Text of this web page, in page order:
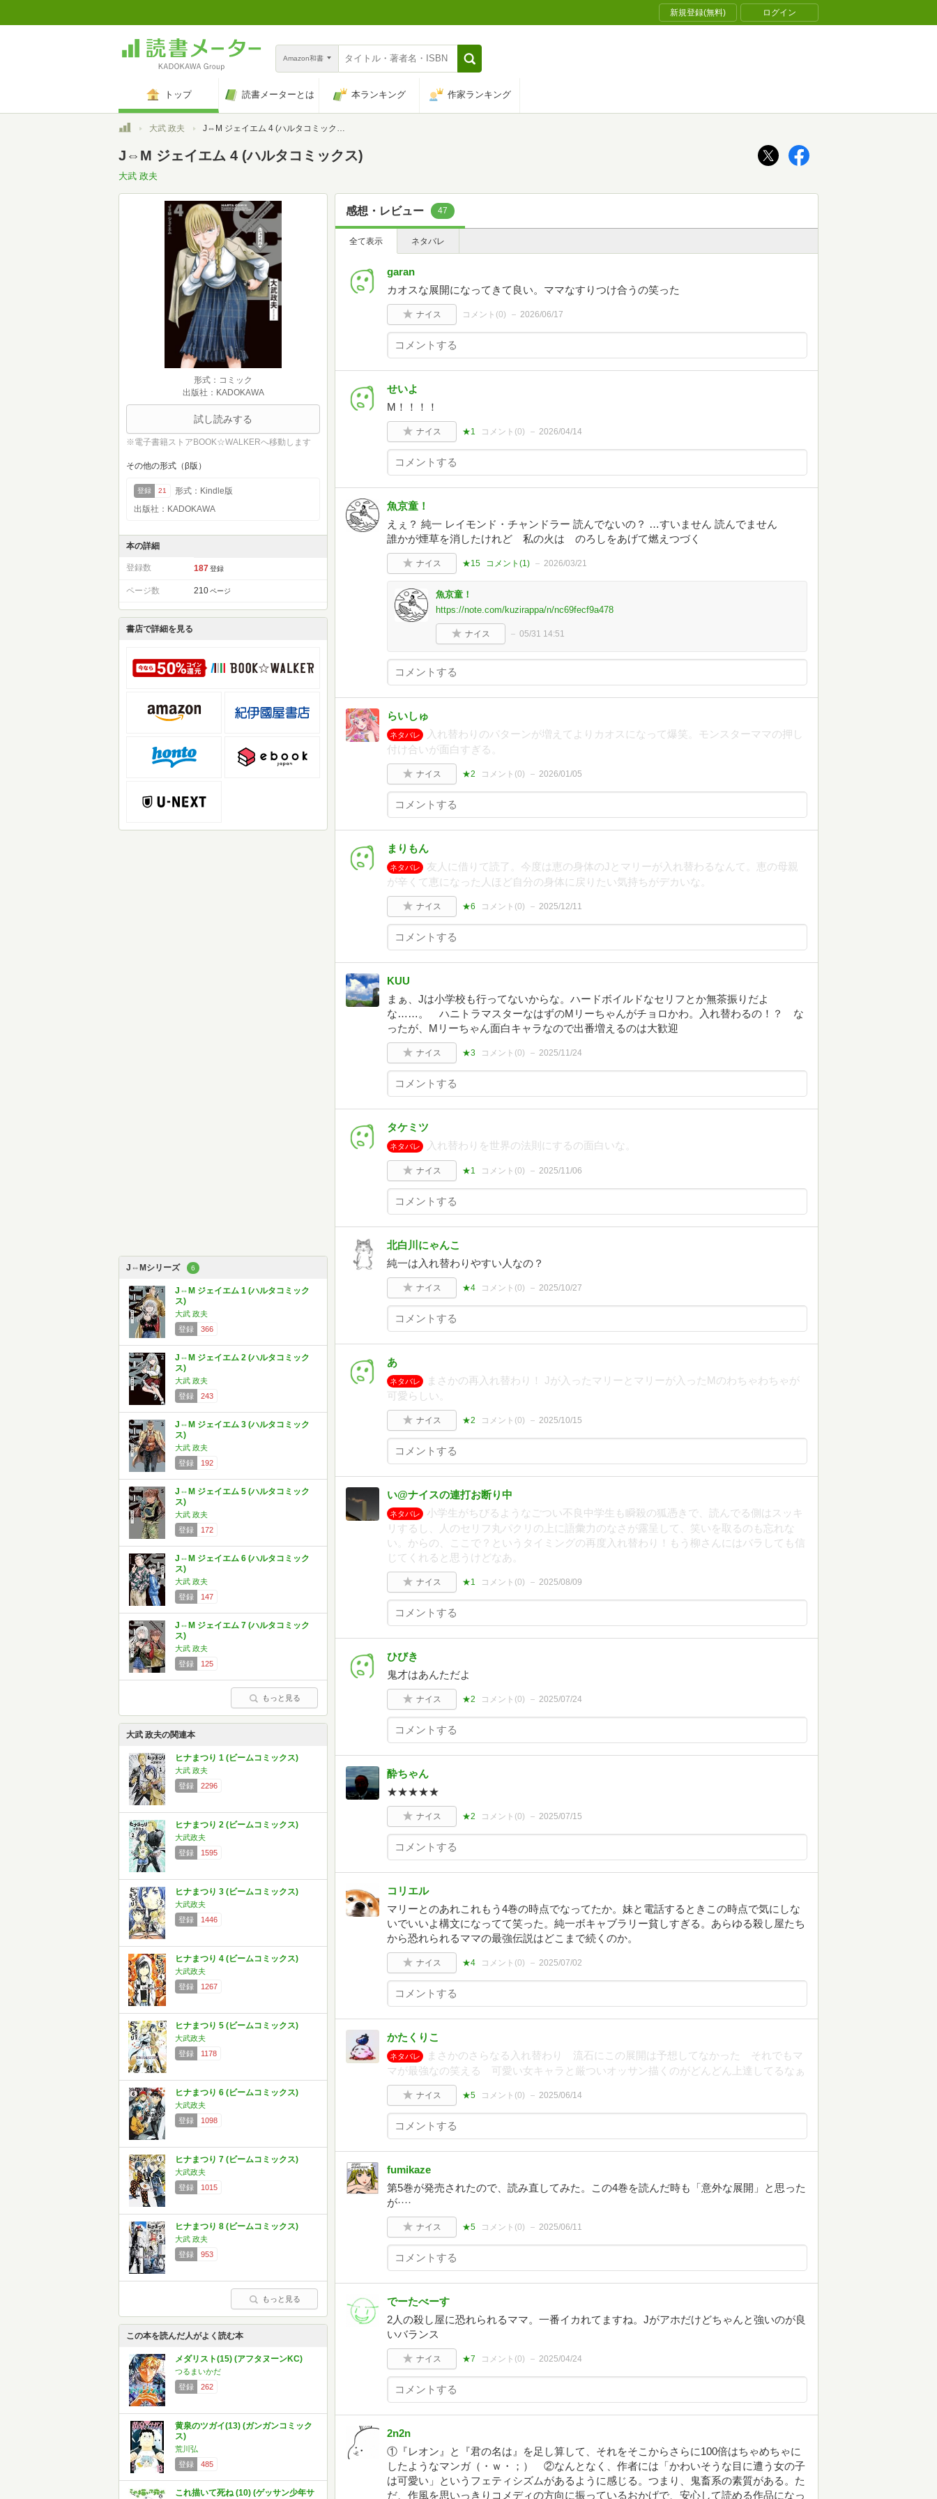
新規登録(無料) ログイン
Amazon和書
トップ 読書メーターとは 本ランキング 作家ランキング
トップ大武 政夫 J⇔M ジェイエム 4 (ハルタコミックス)
J⇔M ジェイエム 4 (ハルタコミックス)
大武 政夫
形式：コミック
出版社：KADOKAWA
試し読みする
※電子書籍ストアBOOK☆WALKERへ移動します
その他の形式（β版）
登録 21
形式：Kindle版
出版社：KADOKAWA
本の詳細
登録数 187 登録
ページ数 210 ページ
書店で詳細を見る
J⇔Mシリーズ 6
J⇔M ジェイエム 1 (ハルタコミック
ス)
大武 政夫
登録
366
J⇔M ジェイエム 2 (ハルタコミック
ス)
大武 政夫
登録
243
J⇔M ジェイエム 3 (ハルタコミック
ス)
大武 政夫
登録
192
J⇔M ジェイエム 5 (ハルタコミック
ス)
大武 政夫
登録
172
J⇔M ジェイエム 6 (ハルタコミック
ス)
大武 政夫
登録
147
J⇔M ジェイエム 7 (ハルタコミック
ス)
大武 政夫
登録
125
もっと見る
大武 政夫の関連本
ヒナまつり 1 (ビームコミックス)
大武 政夫
登録
2296
ヒナまつり 2 (ビームコミックス)
大武政夫
登録
1595
ヒナまつり 3 (ビームコミックス)
大武政夫
登録
1446
ヒナまつり 4 (ビームコミックス)
大武政夫
登録
1267
ヒナまつり 5 (ビームコミックス)
大武政夫
登録
1178
ヒナまつり 6 (ビームコミックス)
大武政夫
登録
1098
ヒナまつり 7 (ビームコミックス)
大武政夫
登録
1015
ヒナまつり 8 (ビームコミックス)
大武 政夫
登録
953
もっと見る
この本を読んだ人がよく読む本
メダリスト(15) (アフタヌーンKC)
つるまいかだ
登録
262
黄泉のツガイ(13) (ガンガンコミック
ス)
荒川弘
登録
485
これ描いて死ね (10) (ゲッサン少年サ
感想・レビュー 47
全て表示 ネタバレ
garan
カオスな展開になってきて良い。ママなすりつけ合うの笑った
ナイス コメント(0) 2026/06/17
せいよ
M！！！！
ナイス ★1 コメント(0) 2026/04/14
魚京童！
えぇ？ 純一 レイモンド・チャンドラー 読んでないの？ …すいません 読んでません
誰かが煙草を消したけれど 私の火は のろしをあげて燃えつづく
ナイス ★15 コメント(1) 2026/03/21
魚京童！
https://note.com/kuzirappa/n/nc69fecf9a478
ナイス 05/31 14:51
らいしゅ
ネタバレ
入れ替わりのパターンが増えてよりカオスになって爆笑。モンスターママの押し
付け合いが面白すぎる。
ナイス ★2 コメント(0) 2026/01/05
まりもん
ネタバレ
友人に借りて読了。今度は恵の身体のJとマリーが入れ替わるなんて。恵の母親
が辛くて恵になった人ほど自分の身体に戻りたい気持ちがデカいな。
ナイス ★6 コメント(0) 2025/12/11
KUU
まぁ、Jは小学校も行ってないからな。ハードボイルドなセリフとか無茶振りだよ
な……。 ハニトラマスターなはずのMリーちゃんがチョロかわ。入れ替わるの！？ な
ったが、Mリーちゃん面白キャラなので出番増えるのは大歓迎
ナイス ★3 コメント(0) 2025/11/24
タケミツ
ネタバレ 入れ替わりを世界の法則にするの面白いな。
ナイス ★1 コメント(0) 2025/11/06
北白川にゃんこ
純一は入れ替わりやすい人なの？
ナイス ★4 コメント(0) 2025/10/27
あ
ネタバレ
まさかの再入れ替わり！ Jが入ったマリーとマリーが入ったMのわちゃわちゃが
可愛らしい。
ナイス ★2 コメント(0) 2025/10/15
い@ナイスの連打お断り中
ネタバレ
小学生がちびるようなごつい不良中学生も瞬殺の狐憑きで、読んでる側はスッキ
リするし、人のセリフ丸パクリの上に語彙力のなさが露呈して、笑いを取るのも忘れな
い。からの、ここで？というタイミングの再度入れ替わり！もう柳さんにはバラしても信
じてくれると思うけどなあ。
ナイス ★1 コメント(0) 2025/08/09
ひびき
鬼才はあんただよ
ナイス ★2 コメント(0) 2025/07/24
酔ちゃん
★★★★★
ナイス ★2 コメント(0) 2025/07/15
コリエル
マリーとのあれこれもう4巻の時点でなってたか。妹と電話するときこの時点で気にしな
いでいいよ構文になってて笑った。純一ボキャブラリー貧しすぎる。あらゆる殺し屋たち
から恐れられるママの最強伝説はどこまで続くのか。
ナイス ★4 コメント(0) 2025/07/02
かたくりこ
ネタバレ
まさかのさらなる入れ替わり 流石にこの展開は予想してなかった それでもマ
マが最強なの笑える 可愛い女キャラと厳ついオッサン描くのがどんどん上達してるなぁ
ナイス ★5 コメント(0) 2025/06/14
fumikaze
第5巻が発売されたので、読み直してみた。この4巻を読んだ時も「意外な展開」と思った
が····
ナイス ★5 コメント(0) 2025/06/11
でーたべーす
2人の殺し屋に恐れられるママ。一番イカれてますね。Jがアホだけどちゃんと強いのが良
いバランス
ナイス ★7 コメント(0) 2025/04/24
2n2n
①『レオン』と『君の名は』を足し算して、それをそこからさらに100倍はちゃめちゃに
したようなマンガ（・ｗ・；） ②なんとなく、作者には「かわいそうな目に遭う女の子
は可愛い」というフェティシズムがあるように感じる。つまり、鬼畜系の素質がある。た
だ、作風を思いっきりコメディの方向に振っているおかげで、安心して読める作品になっ